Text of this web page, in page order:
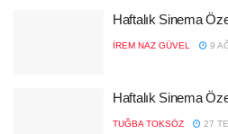
Haftalık Sinema
İREM NAZ GÜVEL 9
Haftalık Sinema
TUĞBA TOKSÖZ 27